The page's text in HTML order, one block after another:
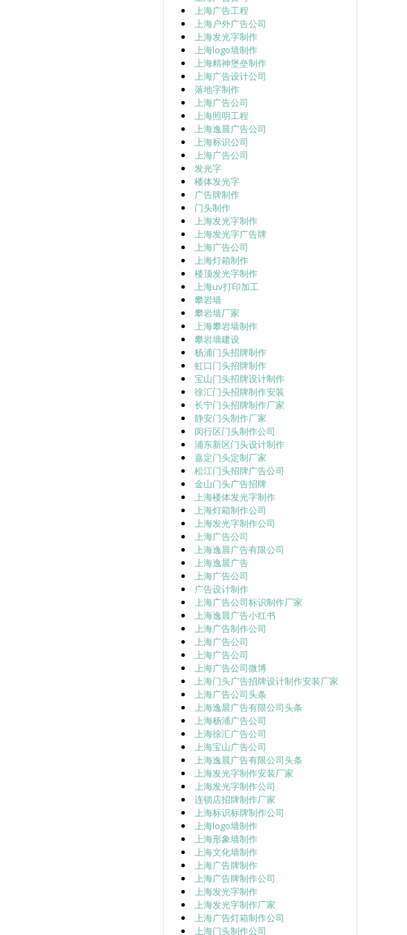
上海广告工程
上海户外广告公司
上海发光字制作
上海logo墙制作
上海精神堡垒制作
上海广告设计公司
落地字制作
上海广告公司
上海照明工程
上海逸晨广告公司
上海标识公司
上海广告公司
发光字
楼体发光字
广告牌制作
门头制作
上海发光字制作
上海发光字广告牌
上海广告公司
上海灯箱制作
楼顶发光字制作
上海uv打印加工
攀岩墙
攀岩墙厂家
上海攀岩墙制作
攀岩墙建设
杨浦门头招牌制作
虹口门头招牌制作
宝山门头招牌设计制作
徐汇门头招牌制作安装
长宁门头招牌制作厂家
静安门头制作厂家
闵行区门头制作公司
浦东新区门头设计制作
嘉定门头定制厂家
松江门头招牌广告公司
金山门头广告招牌
上海楼体发光字制作
上海灯箱制作公司
上海发光字制作公司
上海广告公司
上海逸晨广告有限公司
上海逸晨广告
上海广告公司
广告设计制作
上海广告公司标识制作厂家
上海逸晨广告小红书
上海广告制作公司
上海广告公司
上海广告公司
上海广告公司微博
上海门头广告招牌设计制作安装厂家
上海广告公司头条
上海逸晨广告有限公司头条
上海杨浦广告公司
上海徐汇广告公司
上海宝山广告公司
上海逸晨广告有限公司头条
上海发光字制作安装厂家
上海发光字制作公司
连锁店招牌制作厂家
上海标识标牌制作公司
上海logo墙制作
上海形象墙制作
上海文化墙制作
上海广告牌制作
上海广告牌制作公司
上海发光字制作
上海发光字制作厂家
上海广告灯箱制作公司
上海门头制作公司